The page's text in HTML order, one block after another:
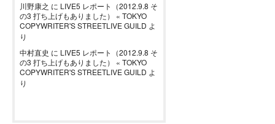
川野康之 に LIVE5 レポート（2012.9.8 そ
の3 打ち上げもありました） « TOKYO
COPYWRITER'S STREETLIVE GUILD よ
り
中村直史 に LIVE5 レポート（2012.9.8 そ
の3 打ち上げもありました） « TOKYO
COPYWRITER'S STREETLIVE GUILD よ
り